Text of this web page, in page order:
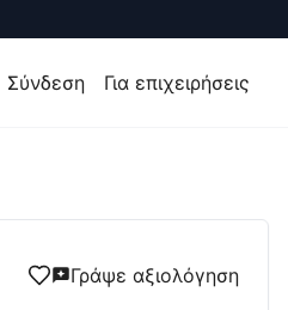
Σύνδεση Για επιχειρήσεις
Μετακομίσεων
Γράψε αξιολόγηση